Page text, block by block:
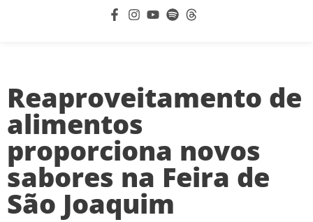
Reaproveitamento de
alimentos
proporciona novos
sabores na Feira de
São Joaquim